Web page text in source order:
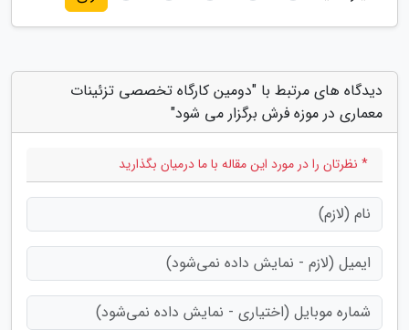
دیدگاه های مرتبط با "دومین کارگاه تخصصی تزئینات
معماری در موزه فرش برگزار می شود"
* نظرتان را در مورد این مقاله با ما درمیان بگذارید